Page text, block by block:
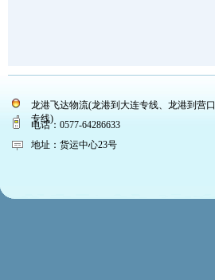
龙港飞达物流(龙港到大连专线、龙港到营口
专线)
电话：0577-64286633
地址：货运中心23号